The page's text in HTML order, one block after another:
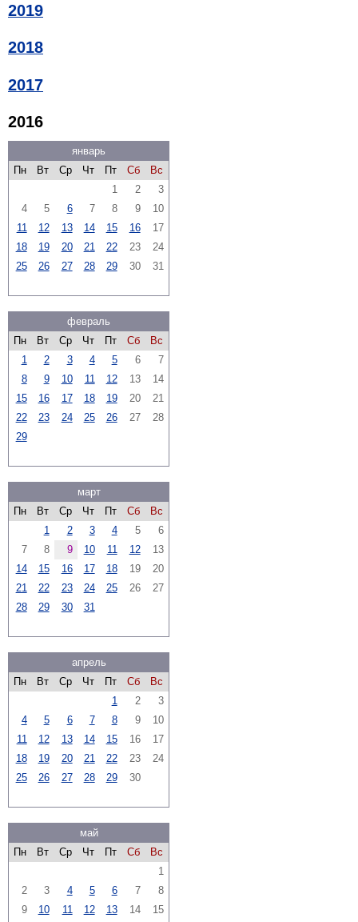
2019
2018
2017
2016
январь
Пн
Вт Ср Чт Пт Сб
Вс
1
2
3
4
5 6 7 8 9
10
11
12 13 14 15 16
17
18
19 20 21 22 23
24
25
26 27 28 29 30 31
февраль
Пн
Вт Ср Чт Пт Сб
Вс
1
2 3 4 5 6
7
8
9 10 11 12 13
14
15
16 17 18 19 20
21
22
23 24 25 26 27
28
29
март
Пн
Вт Ср Чт Пт Сб
Вс
1
2 3 4 5
6
7
8 9 10 11 12
13
14
15 16 17 18 19
20
21
22 23 24 25 26
27
28
29 30 31
апрель
Пн
Вт Ср Чт Пт Сб
Вс
1
2
3
4
5 6 7 8 9
10
11
12 13 14 15 16
17
18
19 20 21 22 23
24
25
26 27 28 29 30
май
Пн
Вт Ср Чт Пт Сб
Вс
1
2
3 4 5 6 7
8
9
10 11 12 13 14
15